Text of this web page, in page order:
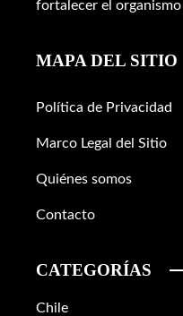
fortalecer el organismo
MAPA DEL SITIO
Política de Privacidad
Marco Legal del Sitio
Quiénes somos
Contacto
CATEGORÍAS
Chile